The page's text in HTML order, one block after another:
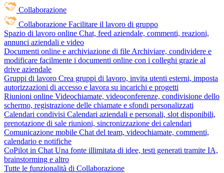
Collaborazione
Collaborazione Facilitare il lavoro di gruppo
Spazio di lavoro online Chat, feed aziendale, commenti, reazioni,
annunci aziendali e video
Documenti online e archiviazione di file Archiviare, condividere e
modificare facilmente i documenti online con i colleghi grazie al
drive aziendale
Gruppi di lavoro Crea gruppi di lavoro, invita utenti esterni, imposta
autorizzazioni di accesso e lavora su incarichi e progetti
Riunioni online Videochiamate, videoconferenze, condivisione dello
schermo, registrazione delle chiamate e sfondi personalizzati
Calendari condivisi Calendari aziendali e personali, slot disponibili,
prenotazione di sale riunioni, sincronizzazione dei calendari
Comunicazione mobile Chat del team, videochiamate, commenti,
calendario e notifiche
CoPilot in Chat Una fonte illimitata di idee, testi generati tramite IA,
brainstorming e altro
Tutte le funzionalità di Collaborazione